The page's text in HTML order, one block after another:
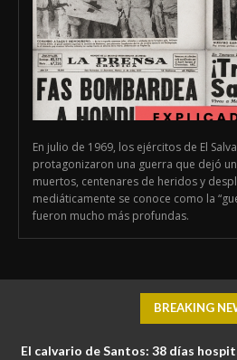
En julio de 1969, los ejércitos de El
protagonizaron una guerra que dejó
muertos, centenares de heridos y
mediáticamente se conoce como la
fueron mucho más profundas.
BREAKING
El calvario de Santos: 38 días